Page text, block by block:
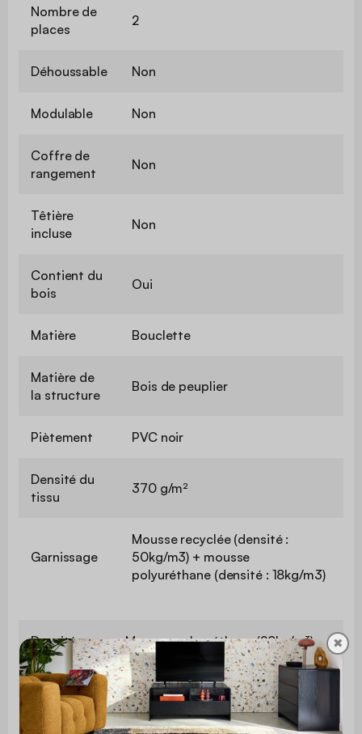
Nombre de
places
2
Déhoussable Non
Modulable Non
Coffre de
rangement
Non
Têtière
incluse
Non
Contient du
bois
Oui
Matière Bouclette
Matière de
la structure
Bois de peuplier
Piètement PVC noir
Densité du
tissu
370 g/m²
Garnissage
Mousse recyclée (densité :
50kg/m3) + mousse
polyuréthane (densité : 18kg/m3)
Densité
mousse
assise
Mousse polyuréthane (28kg/m³) +
ressorts zigzag et sangles
élastiques
Densité
Mousse polyuréthane (28kg/m3 et
✖